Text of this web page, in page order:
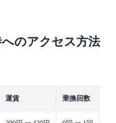
のアクセス方法
運賃 乗換回数